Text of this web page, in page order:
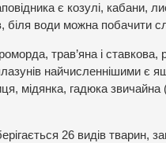
є козулі, кабани,
біля води можна побачити
трав’яна і
найчисленнішими є
мідянка, гадюка
26 видів тварин,